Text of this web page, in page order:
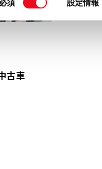
」をご覧ください。
同
必須 設定情報
古車